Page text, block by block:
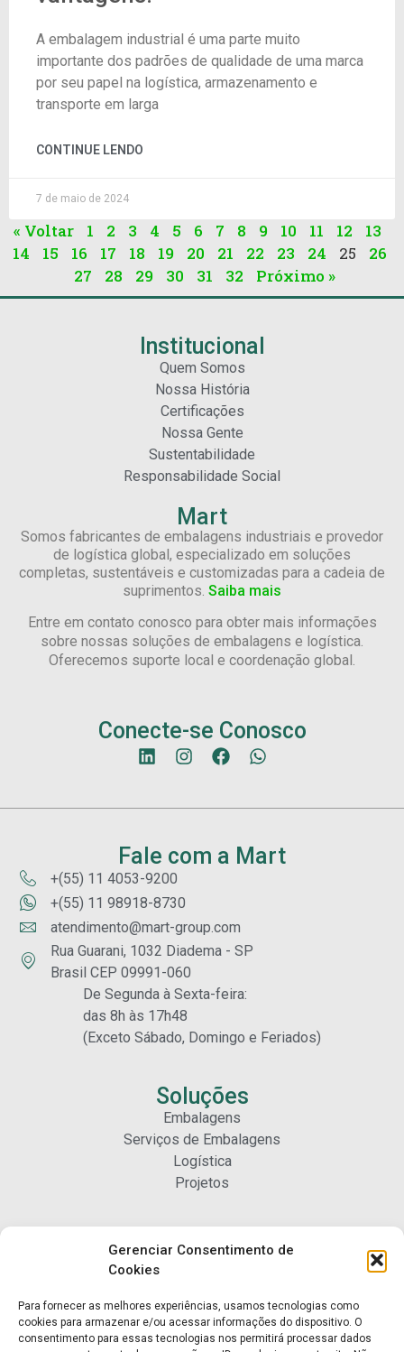
Gerenciar Consentimento de
Cookies
Para fornecer as melhores experiências, usamos tecnologias como
cookies para armazenar e/ou acessar informações do dispositivo. O
consentimento para essas tecnologias nos permitirá processar dados
A embalagem industrial é uma parte muito
importante dos padrões de qualidade de uma marca
por seu papel na logística, armazenamento e
transporte em larga
CONTINUE LENDO
7 de maio de 2024
« Voltar 1 2 3 4 5 6 7 8 9 10 11 12
13
14
15 16 17 18 19 20 21 22 23 24 25
26
27
28 29 30 31 32 Próximo »
Institucional
Quem Somos
Nossa História
Certificações
Nossa Gente
Sustentabilidade
Responsabilidade Social
Mart
Somos fabricantes de embalagens industriais e provedor
de logística global, especializado em soluções
completas, sustentáveis e customizadas para a cadeia de
suprimentos. Saiba mais
Entre em contato conosco para obter mais informações
sobre nossas soluções de embalagens e logística.
Oferecemos suporte local e coordenação global.
Conecte-se Conosco
Fale com a Mart
+(55) 11 4053-9200
+(55) 11 98918-8730
atendimento@mart-group.com
Rua Guarani, 1032 Diadema - SP
Brasil CEP 09991-060
De Segunda à Sexta-feira:
das 8h às 17h48
(Exceto Sábado, Domingo e Feriados)
Soluções
Embalagens
Serviços de Embalagens
Logística
Projetos
Carreiras
Contato
Fale Conosco